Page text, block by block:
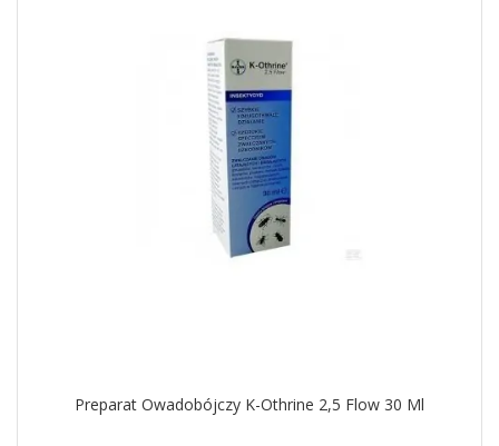
Preparat Owadobójczy K-Othrine 2,5 Flow 30 Ml